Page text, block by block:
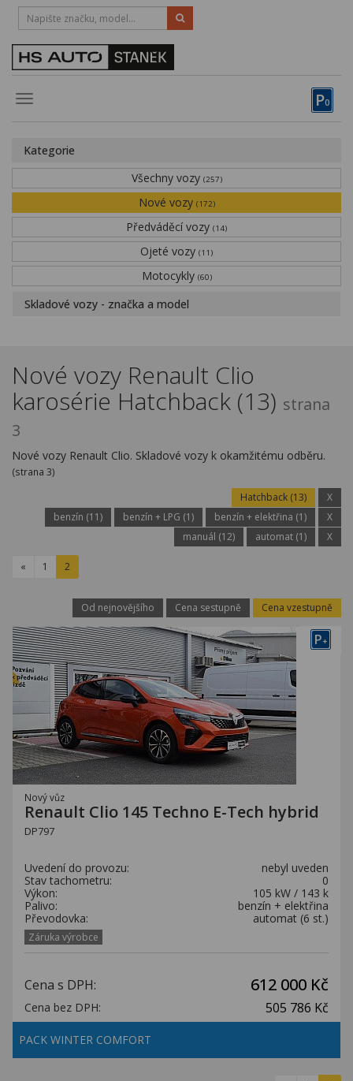
P0
Toggle
HOTLINE:
STRAKONICE-383 335 366
Obytné vozy
Financování
Novinky
Kariéra
Kontakty
Kategorie
Všechny vozy (257)
Nové vozy (172)
Předváděcí vozy (14)
Ojeté vozy (11)
Motocykly (60)
Skladové vozy - značka a model
Nové vozy Renault Clio
karosérie Hatchback (13) strana
3
Nové vozy Renault Clio. Skladové vozy k okamžitému odběru.
(strana 3)
Hatchback (13)
X
benzín (11)
benzín + LPG (1) benzín + elektřina (1)
X
manuál (12)
automat (1) X
« 1 2
Od nejnovějšího Cena sestupně Cena vzestupně
P+
Nový vůz
Renault Clio 145 Techno E-Tech hybrid
DP797
Uvedení do provozu:
nebyl uveden
Stav tachometru:
0
Výkon:
105 kW / 143 k
Palivo:
benzín + elektřina
Převodovka:
automat (6 st.)
Záruka výrobce
Cena s DPH: 612 000 Kč
Cena bez DPH: 505 786 Kč
PACK WINTER COMFORT